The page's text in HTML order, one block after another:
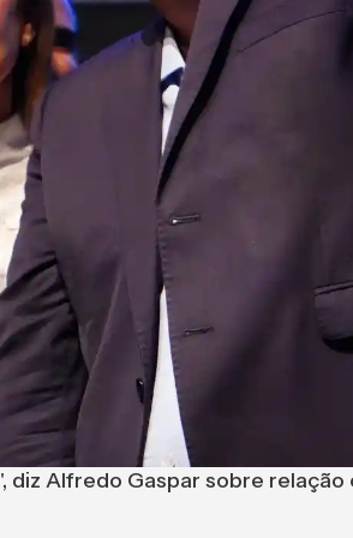
diz Alfredo Gaspar sobre